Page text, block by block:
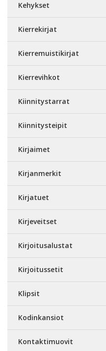
Kehykset
Kierrekirjat
Kierremuistikirjat
Kierrevihkot
Kiinnitystarrat
Kiinnitysteipit
Kirjaimet
Kirjanmerkit
Kirjatuet
Kirjeveitset
Kirjoitusalustat
Kirjoitussetit
Klipsit
Kodinkansiot
Kontaktimuovit